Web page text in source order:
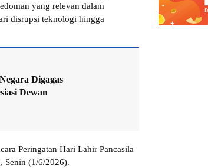
yang relevan dalam
disrupsi teknologi hingga
Digagas
Dewan
Peringatan Hari Lahir Pancasila
Senin (1/6/2026).